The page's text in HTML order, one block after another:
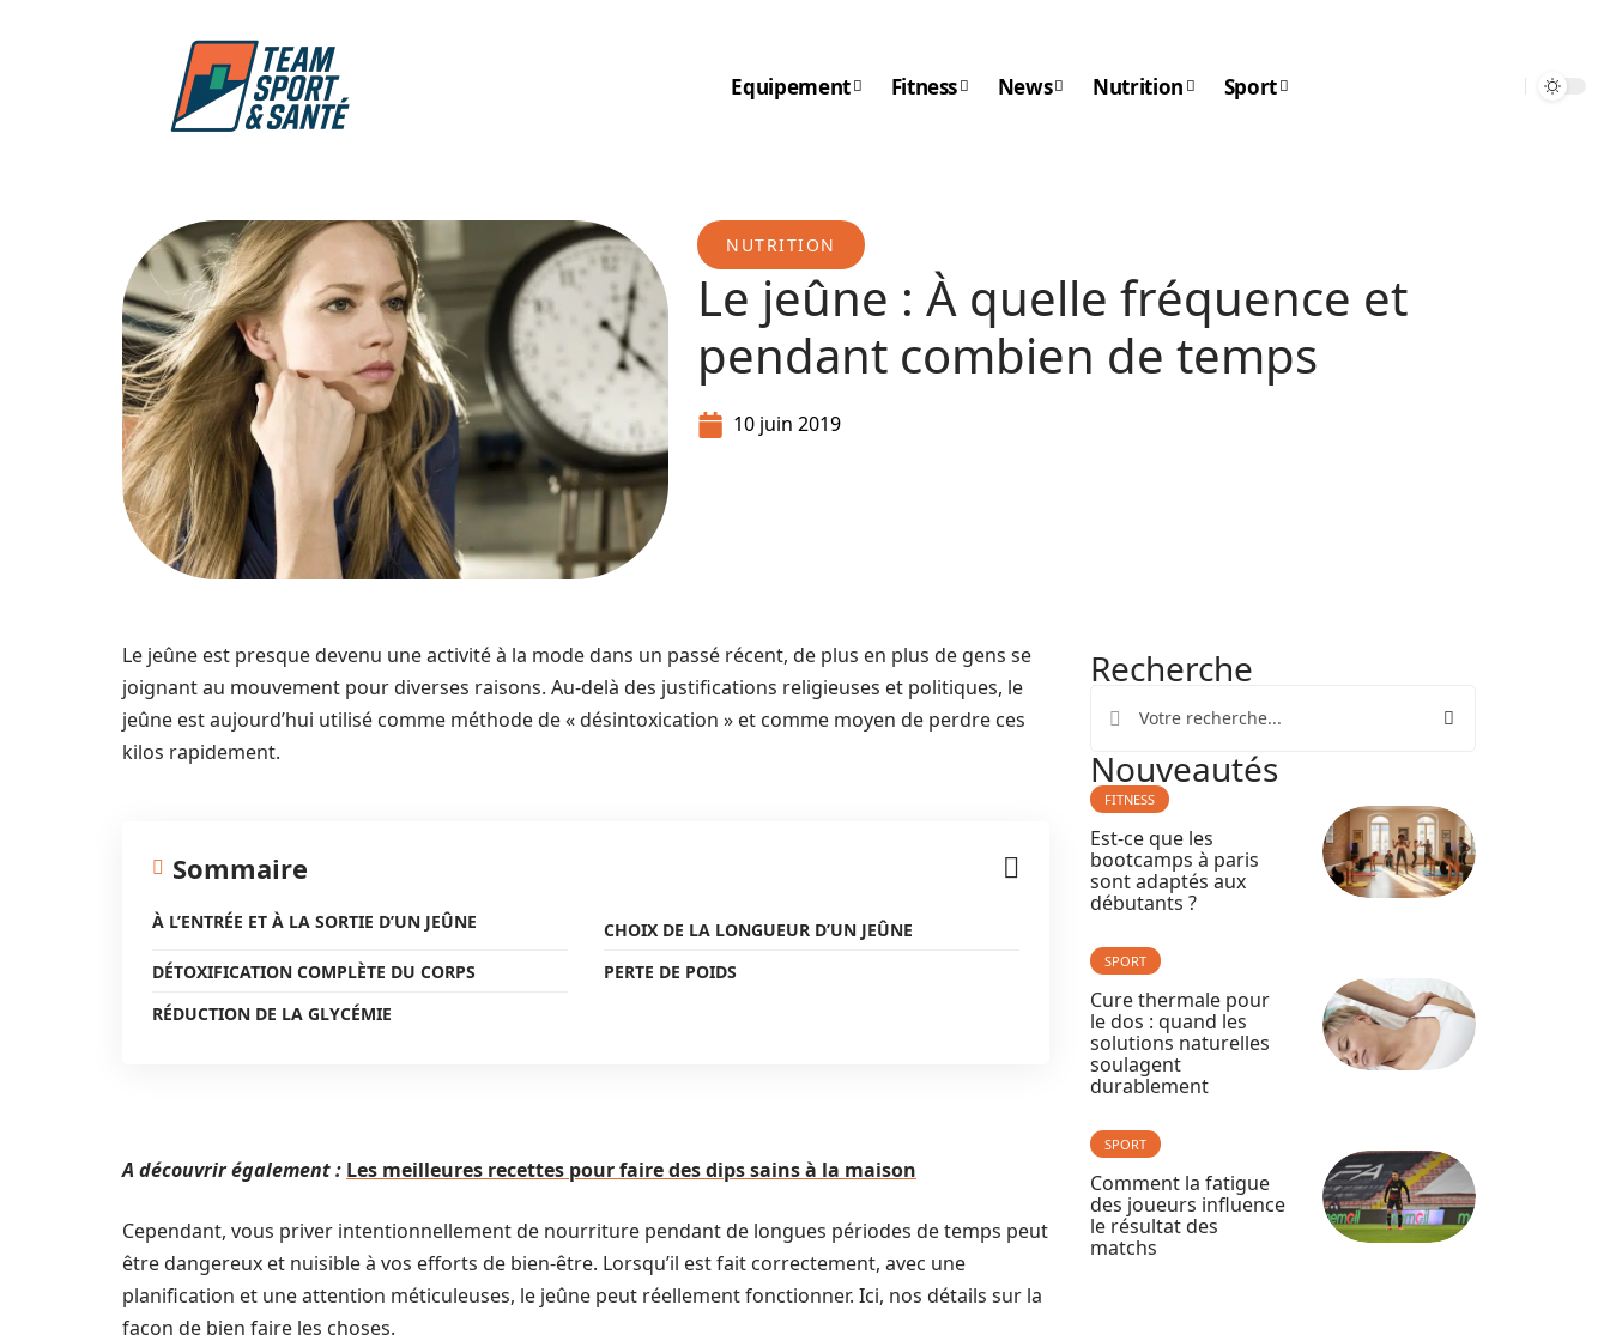
Equipement Fitness News Nutrition Sport
NUTRITION
Le jeûne : À quelle fréquence et
pendant combien de temps
10 juin 2019
Le jeûne est presque devenu une activité à la mode dans un passé récent, de plus en plus de gens se
joignant au mouvement pour diverses raisons. Au-delà des justifications religieuses et politiques, le
jeûne est aujourd’hui utilisé comme méthode de « désintoxication » et comme moyen de perdre ces
kilos rapidement.
Sommaire
À L’ENTRÉE ET À LA SORTIE D’UN JEÛNE
CHOIX DE LA LONGUEUR D’UN JEÛNE
DÉTOXIFICATION COMPLÈTE DU CORPS
PERTE DE POIDS
RÉDUCTION DE LA GLYCÉMIE
A découvrir également : Les meilleures recettes pour faire des dips sains à la maison
Cependant, vous priver intentionnellement de nourriture pendant de longues périodes de temps peut
être dangereux et nuisible à vos efforts de bien-être. Lorsqu’il est fait correctement, avec une
planification et une attention méticuleuses, le jeûne peut réellement fonctionner. Ici, nos détails sur la
façon de bien faire les choses.
Recherche
Nouveautés
FITNESS
Est-ce que les
bootcamps à paris
sont adaptés aux
débutants ?
SPORT
Cure thermale pour
le dos : quand les
solutions naturelles
soulagent
durablement
SPORT
Comment la fatigue
des joueurs influence
le résultat des
matchs